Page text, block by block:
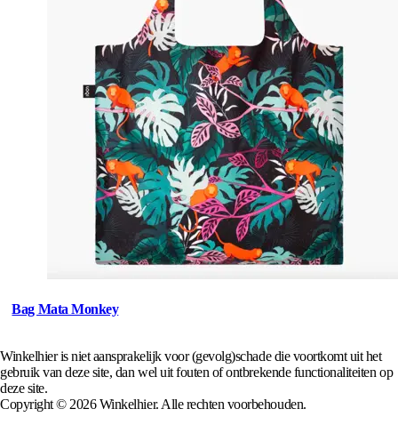
Bag Mata Monkey
Winkelhier is niet aansprakelijk voor (gevolg)schade die voortkomt uit het
gebruik van deze site, dan wel uit fouten of ontbrekende functionaliteiten op
deze site.
Copyright © 2026 Winkelhier. Alle rechten voorbehouden.